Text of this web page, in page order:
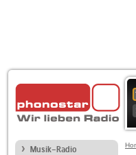
Musik-Radio